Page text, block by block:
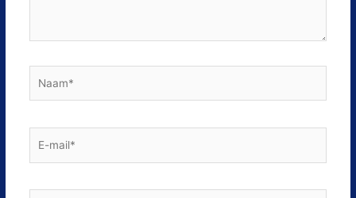
mail*